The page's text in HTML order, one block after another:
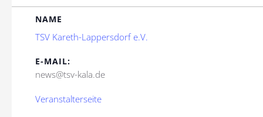
NAME
TSV Kareth-Lappersdorf e.V.
E-MAIL:
news@tsv-kala.de
Veranstalterseite